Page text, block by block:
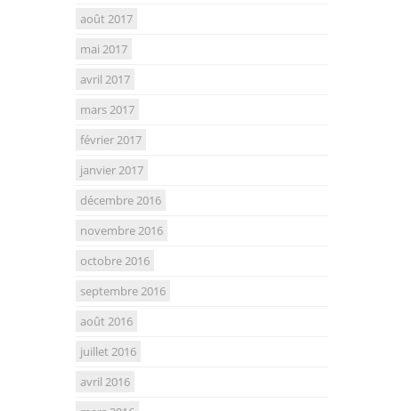
août 2017
mai 2017
avril 2017
mars 2017
février 2017
janvier 2017
décembre 2016
novembre 2016
octobre 2016
septembre 2016
août 2016
juillet 2016
avril 2016